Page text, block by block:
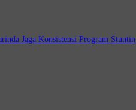
Jaga Konsistensi Program